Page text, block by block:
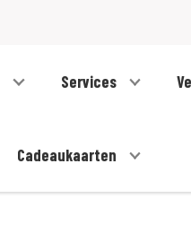
Services
Cadeaukaarten